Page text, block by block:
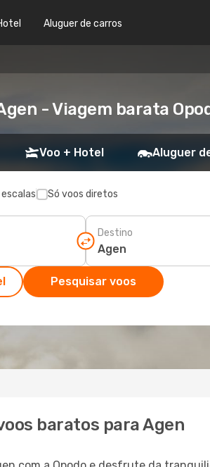
Aluguer de carros
- Viagem barata
Voo + Hotel Aluguer
Só voos diretos
Destino
Pesquisar voos
baratos para Agen